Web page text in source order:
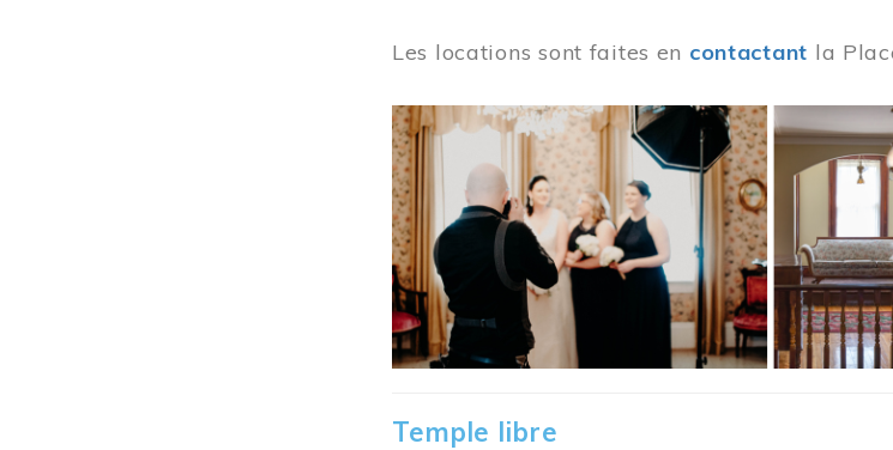
Les locations sont faites en contactant la
Image
Temple libre